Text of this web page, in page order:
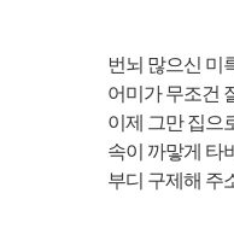
번뇌 많으신 미륵
어미가 무조건 잘
이제 그만 집으로
속이 까맣게 타버린
부디 구제해 주